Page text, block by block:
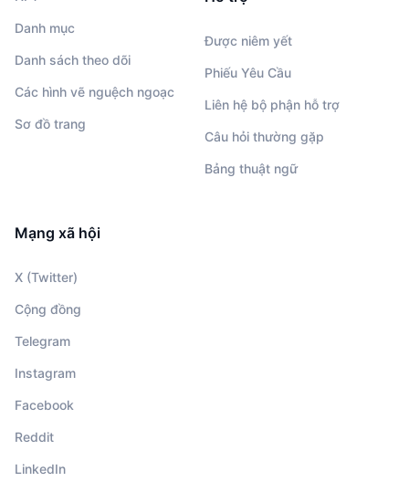
Danh mục
Danh sách theo dõi
Các hình vẽ nguệch ngoạc
Sơ đồ trang
Được niêm yết
Phiếu Yêu Cầu
Liên hệ bộ phận hỗ trợ
Câu hỏi thường gặp
Bảng thuật ngữ
Mạng xã hội
X (Twitter)
Cộng đồng
Telegram
Instagram
Facebook
Reddit
LinkedIn